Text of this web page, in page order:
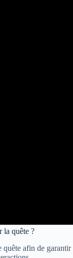
la quête ?
quête afin de garantir